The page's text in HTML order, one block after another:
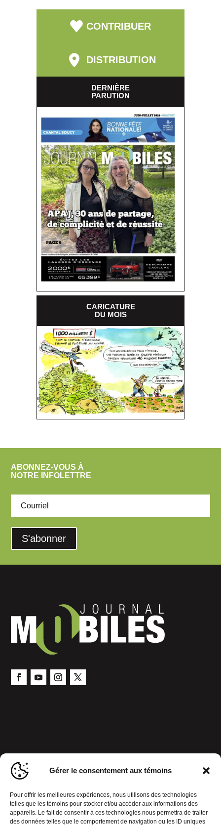
Gérer le consentement aux témoins
Pour offrir les meilleures expériences, nous utilisons des technologies
telles que les témoins pour stocker et/ou accéder aux informations des
appareils. Le fait de consentir à ces technologies nous permettra de traiter
des données telles que le comportement de navigation ou les ID uniques
CONTRIBUER
DISTRIBUTION
DERNIÈRE
PARUTION
CARICATURE
DU MOIS
ABONNEZ-VOUS À
NOTRE INFOLETTRE
S'abonner